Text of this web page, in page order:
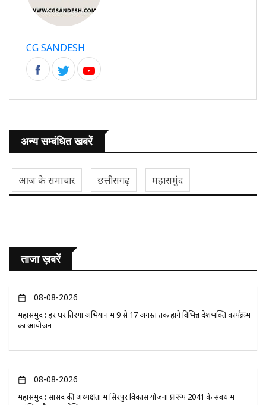
CG SANDESH
अन्य सम्बंधित खबरें
आज के समाचार छत्तीसगढ़ महासमुंद
ताजा ख़बरें
08-08-2026
महासमुंद : हर घर तिरंगा अभियान में 9 से 17 अगस्त तक होंगे विभिन्न देशभक्ति कार्यक्रम
का आयोजन
08-08-2026
महासमुंद : सांसद की अध्यक्षता में सिरपुर विकास योजना प्रारूप 2041 के संबंध में